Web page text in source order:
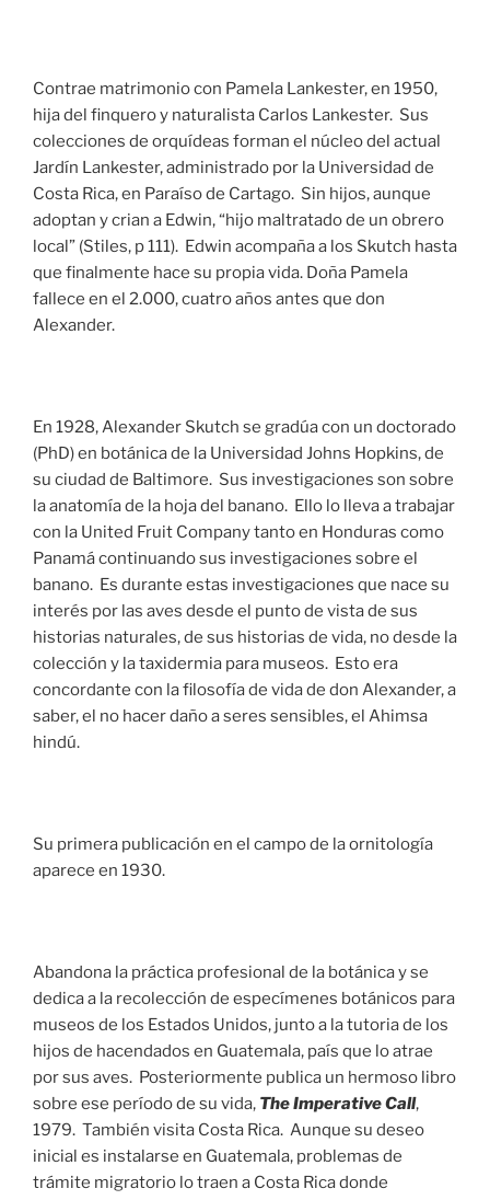
Contrae matrimonio con Pamela Lankester, en 1950,
hija del finquero y naturalista Carlos Lankester. Sus
colecciones de orquídeas forman el núcleo del actual
Jardín Lankester, administrado por la Universidad de
Costa Rica, en Paraíso de Cartago. Sin hijos, aunque
adoptan y crian a Edwin, “hijo maltratado de un obrero
local” (Stiles, p 111). Edwin acompaña a los Skutch hasta
que finalmente hace su propia vida. Doña Pamela
fallece en el 2.000, cuatro años antes que don
Alexander.
En 1928, Alexander Skutch se gradúa con un doctorado
(PhD) en botánica de la Universidad Johns Hopkins, de
su ciudad de Baltimore. Sus investigaciones son sobre
la anatomía de la hoja del banano. Ello lo lleva a trabajar
con la United Fruit Company tanto en Honduras como
Panamá continuando sus investigaciones sobre el
banano. Es durante estas investigaciones que nace su
interés por las aves desde el punto de vista de sus
historias naturales, de sus historias de vida, no desde la
colección y la taxidermia para museos. Esto era
concordante con la filosofía de vida de don Alexander, a
saber, el no hacer daño a seres sensibles, el Ahimsa
hindú.
Su primera publicación en el campo de la ornitología
aparece en 1930.
Abandona la práctica profesional de la botánica y se
dedica a la recolección de especímenes botánicos para
museos de los Estados Unidos, junto a la tutoria de los
hijos de hacendados en Guatemala, país que lo atrae
por sus aves. Posteriormente publica un hermoso libro
sobre ese período de su vida, The Imperative Call,
1979. También visita Costa Rica. Aunque su deseo
inicial es instalarse en Guatemala, problemas de
trámite migratorio lo traen a Costa Rica donde